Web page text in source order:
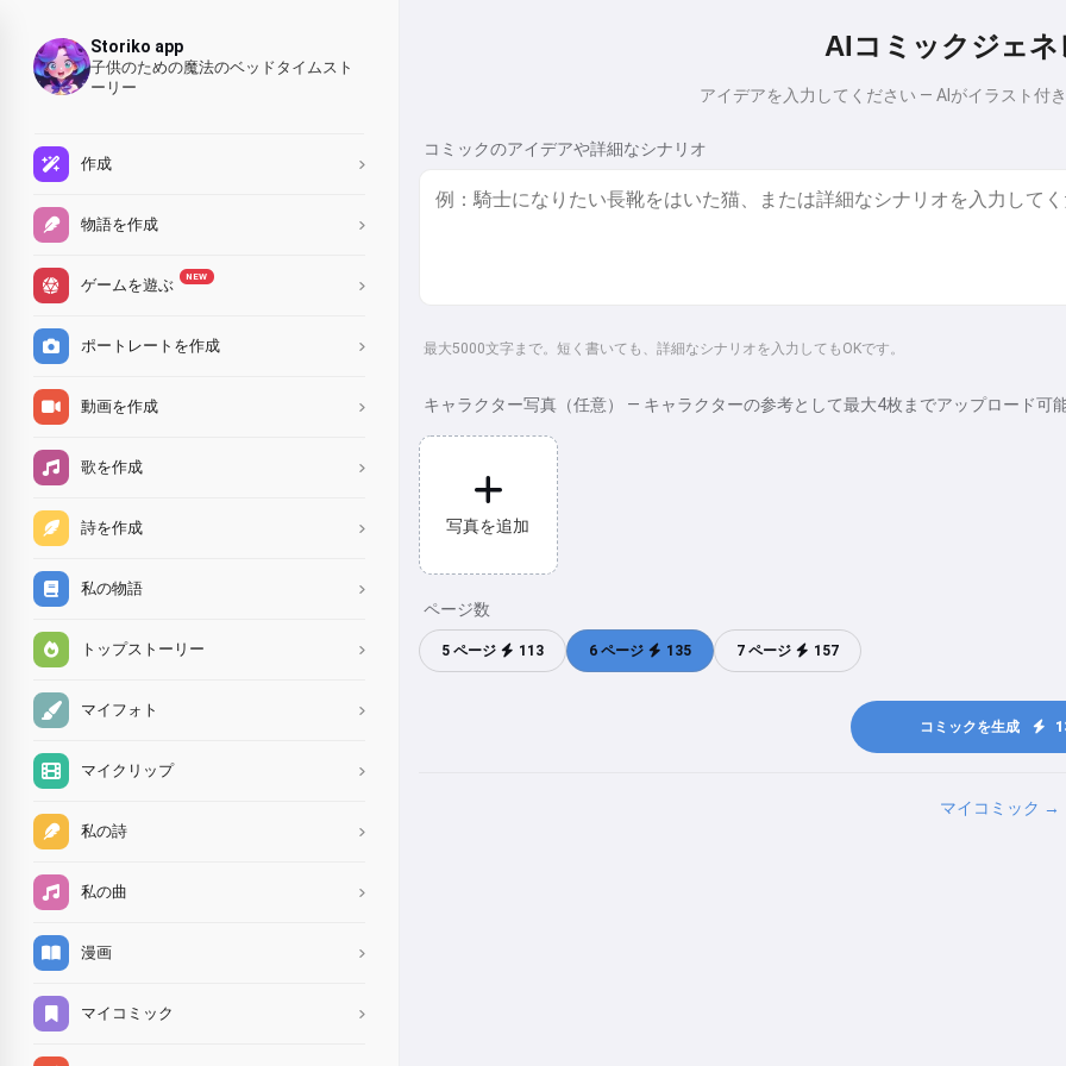
Storiko app
子供のための魔法のベッドタイムスト
ーリー
作成
物語を作成
ゲームを遊ぶ NEW
ポートレートを作成
動画を作成
歌を作成
詩を作成
私の物語
トップストーリー
マイフォト
マイクリップ
私の詩
私の曲
漫画
マイコミック
AIコミックジェネ
アイデアを入力してください — AIがイラスト付
コミックのアイデアや詳細なシナリオ
最大5000文字まで。短く書いても、詳細なシナリオを入力してもOKです。
キャラクター写真（任意） — キャラクターの参考として最大4枚までアップロード可
写真を追加
ページ数
5 ページ 113 6 ページ 135 7 ページ 157
コミックを生成
マイコミック →
お子様のために魔法の寝かしつけ
のお話をします🌟